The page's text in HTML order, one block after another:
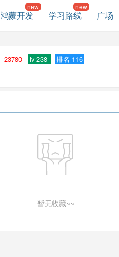
鸿蒙开发 学习路线 广场
23780 lv 238 排名 116
暂无收藏~~